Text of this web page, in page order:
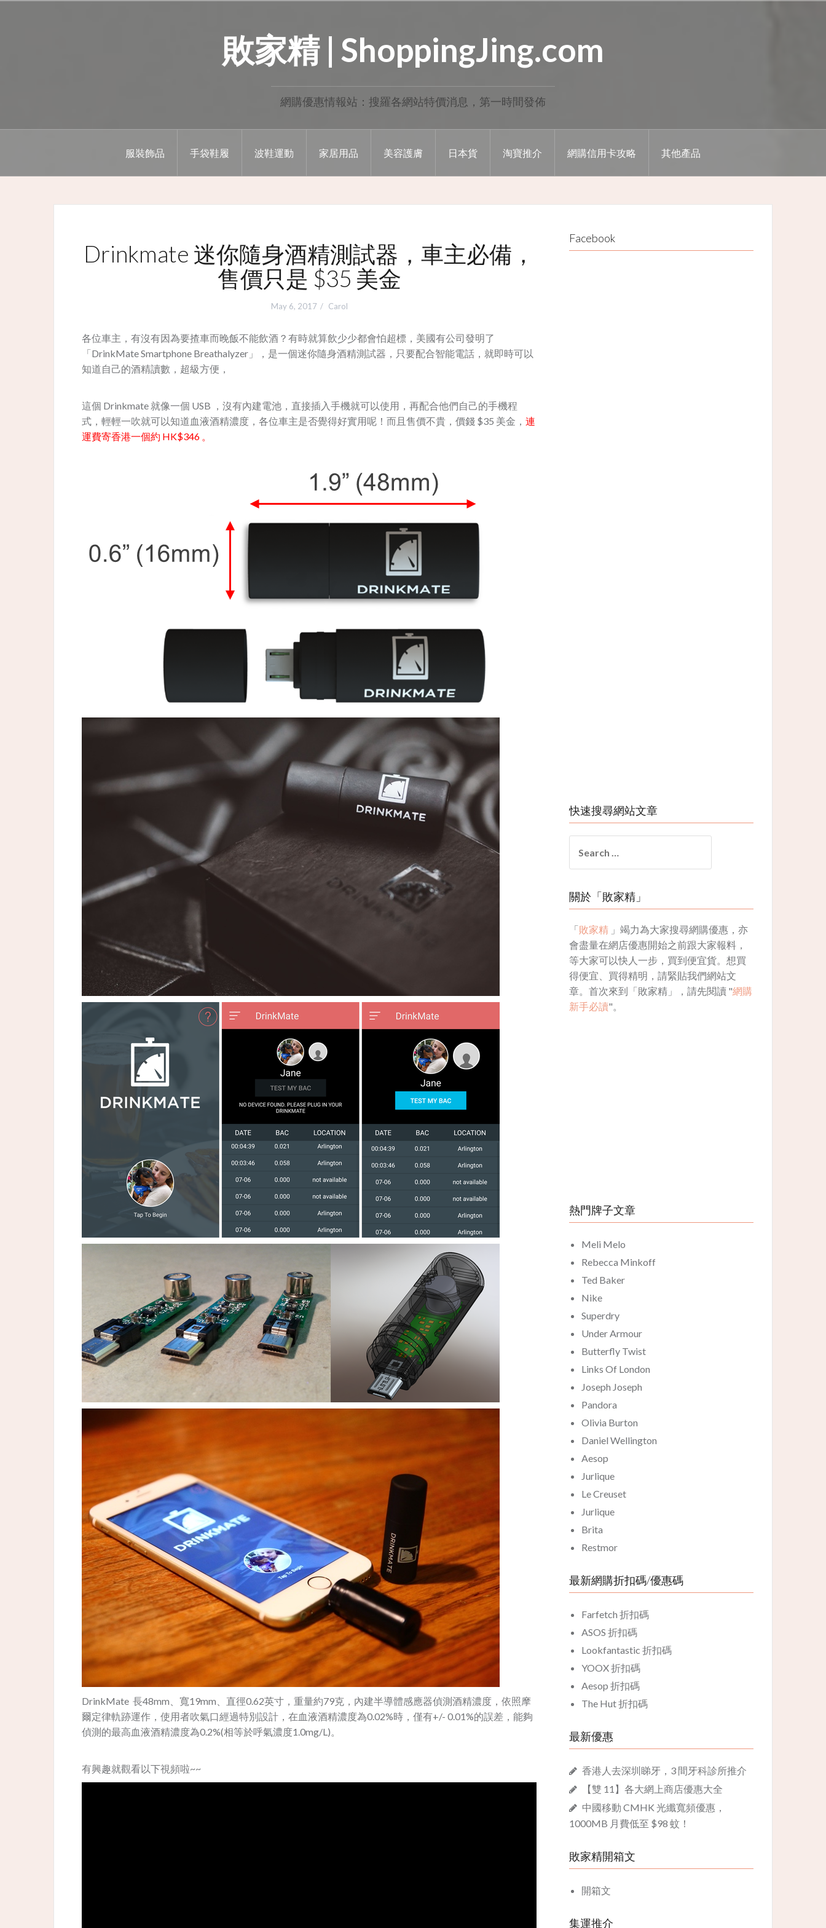
敗家精 | ShoppingJing.com
網購優惠情報站：搜羅各網站特價消息，第一時間發佈
服裝飾品 手袋鞋履 波鞋運動 家居用品 美容護膚 日本貨 淘寶推介 網購信用卡攻略 其他產品
Drinkmate 迷你隨身酒精測試器，車主必備，
售價只是 $35 美金
May 6, 2017 Carol
各位車主，有沒有因為要揸車而晚飯不能飲酒？有時就算飲少少都會怕超標，美國有公司發明了
「DrinkMate Smartphone Breathalyzer」，是一個迷你隨身酒精測試器，只要配合智能電話，就即時可以
知道自己的酒精讀數，超級方便，
這個 Drinkmate 就像一個 USB ，沒有內建電池，直接插入手機就可以使用，再配合他們自己的手機程
式，輕輕一吹就可以知道血液酒精濃度，各位車主是否覺得好實用呢！而且售價不貴，價錢 $35 美金， 連
運費寄香港一個約 HK$346 。
DrinkMate 長48mm、寬19mm、直徑0.62英寸，重量約79克，內建半導體感應器偵測酒精濃度，依照摩
爾定律軌跡運作，使用者吹氣口經過特別設計，在血液酒精濃度為0.02%時，僅有+/- 0.01%的誤差，能夠
偵測的最高血液酒精濃度為0.2%(相等於呼氣濃度1.0mg/L)。
有興趣就觀看以下視頻啦~~
Facebook
快速搜尋網站文章
for:
關於「敗家精」
「敗家精 」竭力為大家搜尋網購優惠，亦
會盡量在網店優惠開始之前跟大家報料，
等大家可以快人一步，買到便宜貨。想買
得便宜、買得精明，請緊貼我們網站文
章。首次來到「敗家精」，請先閱讀 "網購
新手必讀"。
熱門牌子文章
Meli Melo
Rebecca Minkoff
Ted Baker
Nike
Superdry
Under Armour
Butterfly Twist
Links Of London
Joseph Joseph
Pandora
Olivia Burton
Daniel Wellington
Aesop
Jurlique
Le Creuset
Jurlique
Brita
Restmor
最新網購折扣碼/優惠碼
Farfetch 折扣碼
ASOS 折扣碼
Lookfantastic 折扣碼
YOOX 折扣碼
Aesop 折扣碼
The Hut 折扣碼
最新優惠
香港人去深圳睇牙，3 間牙科診所推介
【雙 11】各大網上商店優惠大全
中國移動 CMHK 光纖寬頻優惠，
1000MB 月費低至 $98 蚊！
敗家精開箱文
開箱文
集運推介